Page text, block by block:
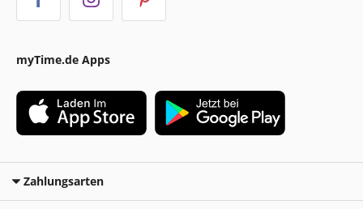
myTime.de Apps
Zahlungsarten